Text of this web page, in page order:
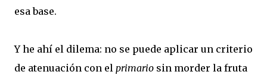
esa base.
Y he ahí el dilema: no se puede aplicar un criterio
de atenuación con el primario sin morder la fruta